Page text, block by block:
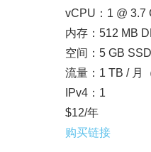
vCPU：1 @ 3.7
内存：512 MB
空间：5 GB SSD
流量：1 TB / 月
IPv4：1
$12/年
购买链接